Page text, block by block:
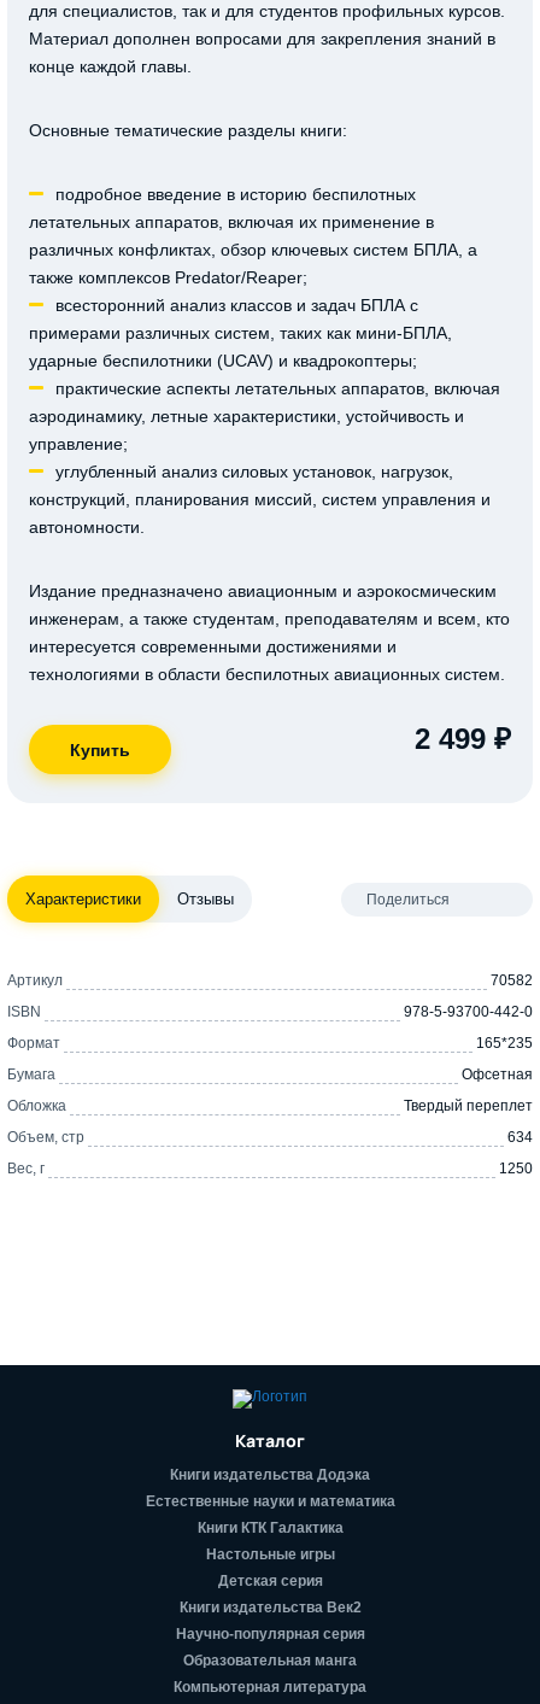
для специалистов, так и для студентов профильных курсов.
Материал дополнен вопросами для закрепления знаний в
конце каждой главы.
Основные тематические разделы книги:
подробное введение в историю беспилотных
летательных аппаратов, включая их применение в
различных конфликтах, обзор ключевых систем БПЛА, а
также комплексов Predator/Reaper;
всесторонний анализ классов и задач БПЛА с
примерами различных систем, таких как мини-БПЛА,
ударные беспилотники (UCAV) и квадрокоптеры;
практические аспекты летательных аппаратов, включая
аэродинамику, летные характеристики, устойчивость и
управление;
углубленный анализ силовых установок, нагрузок,
конструкций, планирования миссий, систем управления и
автономности.
Издание предназначено авиационным и аэрокосмическим
инженерам, а также студентам, преподавателям и всем, кто
интересуется современными достижениями и
технологиями в области беспилотных авиационных систем.
2 499 ₽
Характеристики Отзывы Поделиться
Артикул
70582
ISBN
978-5-93700-442-0
Формат
165*235
Бумага
Офсетная
Обложка
Твердый переплет
Объем, стр
634
Вес, г
1250
Каталог
Книги издательства Додэка
Естественные науки и математика
Книги КТК Галактика
Настольные игры
Детская серия
Книги издательства Век2
Научно-популярная серия
Образовательная манга
Компьютерная литература